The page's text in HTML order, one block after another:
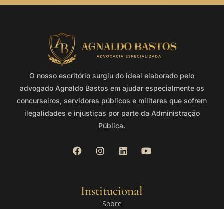
O nosso escritório surgiu do ideal elaborado pelo
advogado Agnaldo Bastos em ajudar especialmente os
concurseiros, servidores públicos e militares que sofrem
ilegalidades e injustiças por parte da Administração
Pública.
Institucional
Sobre